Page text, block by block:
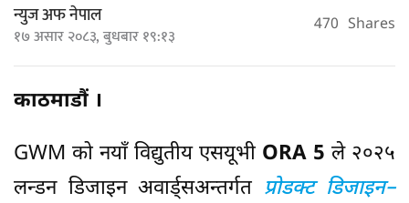
न्युज अफ नेपाल
१७ असार २०८३, बुधबार १९:१३ 470 Shares
काठमाडौं ।
GWM को नयाँ विद्युतीय एसयूभी ORA 5 ले २०२५
लन्डन डिजाइन अवार्ड्सअन्तर्गत प्रोडक्ट डिजाइन–